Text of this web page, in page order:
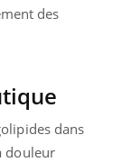
des
dans
douleur